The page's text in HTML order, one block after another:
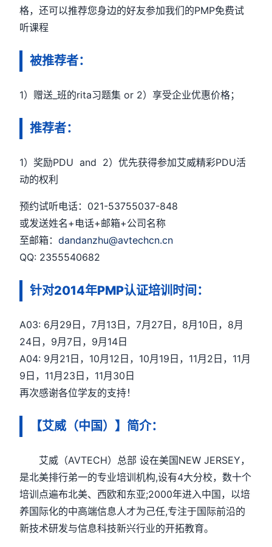
格，还可以推荐您身边的好友参加我们的PMP免费试
听课程
被推荐者：
1）赠送_班的rita习题集 or 2）享受企业优惠价格；
推荐者：
1）奖励PDU and 2）优先获得参加艾威精彩PDU活
动的权利
预约试听电话：021-53755037-848
或发送姓名+电话+邮箱+公司名称
至邮箱：dandanzhu@avtechcn.cn
QQ: 2355540682
针对2014年PMP认证培训时间：
A03: 6月29日，7月13日，7月27日，8月10日，8月
24日，9月7日，9月14日
A04: 9月21日，10月12日，10月19日，11月2日，11月
9日，11月23日，11月30日
再次感谢各位学友的支持！
【艾威（中国）】简介：
艾威（AVTECH）总部 设在美国NEW JERSEY，
是北美排行弟一的专业培训机构,设有4大分校，数十个
培训点遍布北美、西欧和东亚;2000年进入中国，以培
养国际化的中高端信息人才为己任,专注于国际前沿的
新技术研发与信息科技新兴行业的开拓教育。